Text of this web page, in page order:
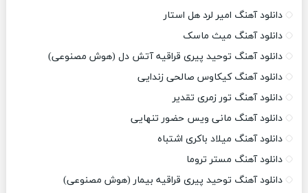
دانلود آهنگ امیر لرد هل استار
دانلود آهنگ میث ماسک
دانلود آهنگ توحید پیری قراقیه آتش دل (هوش مصنوعی)
دانلود آهنگ کیکاوس صالحی زندایی
دانلود آهنگ تور زمری تقدیر
دانلود آهنگ مانی ویس حضور تنهایی
دانلود آهنگ میلاد باکری اشتباه
دانلود آهنگ مستر تروما
دانلود آهنگ توحید پیری قراقیه بیمار (هوش مصنوعی)